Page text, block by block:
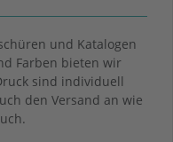
und Katalogen
Farben bieten wir
sind individuell
den Versand an wie